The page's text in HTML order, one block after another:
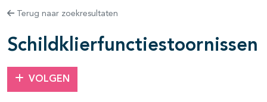
Terug naar zoekresultaten
Schildklierfunctiestoornissen
VOLGEN